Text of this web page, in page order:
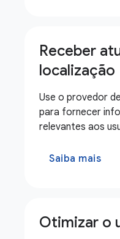
Receber
localização
Use o provedor
para fornecer
relevantes aos
Saiba mais
Otimizar o